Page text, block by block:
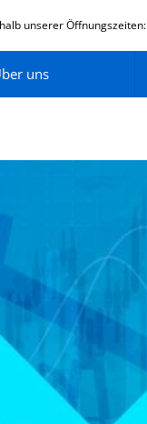
unserer Öffnungszeiten:
uns